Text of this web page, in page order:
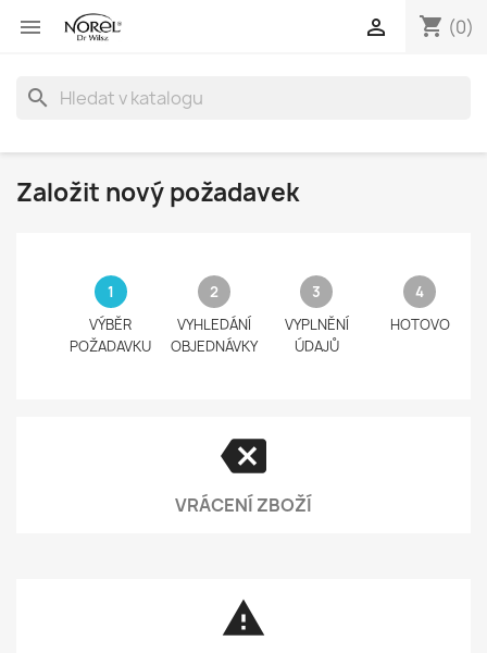
 shopping_cart (0)

search
Založit nový požadavek
VÝBĚR
POŽADAVKU
VYHLEDÁNÍ
OBJEDNÁVKY
VYPLNĚNÍ
ÚDAJŮ
HOTOVO
backspace
VRÁCENÍ ZBOŽÍ
report_problem